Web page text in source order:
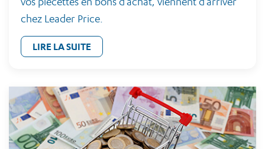
chez Leader Price.
LIRE LA SUITE